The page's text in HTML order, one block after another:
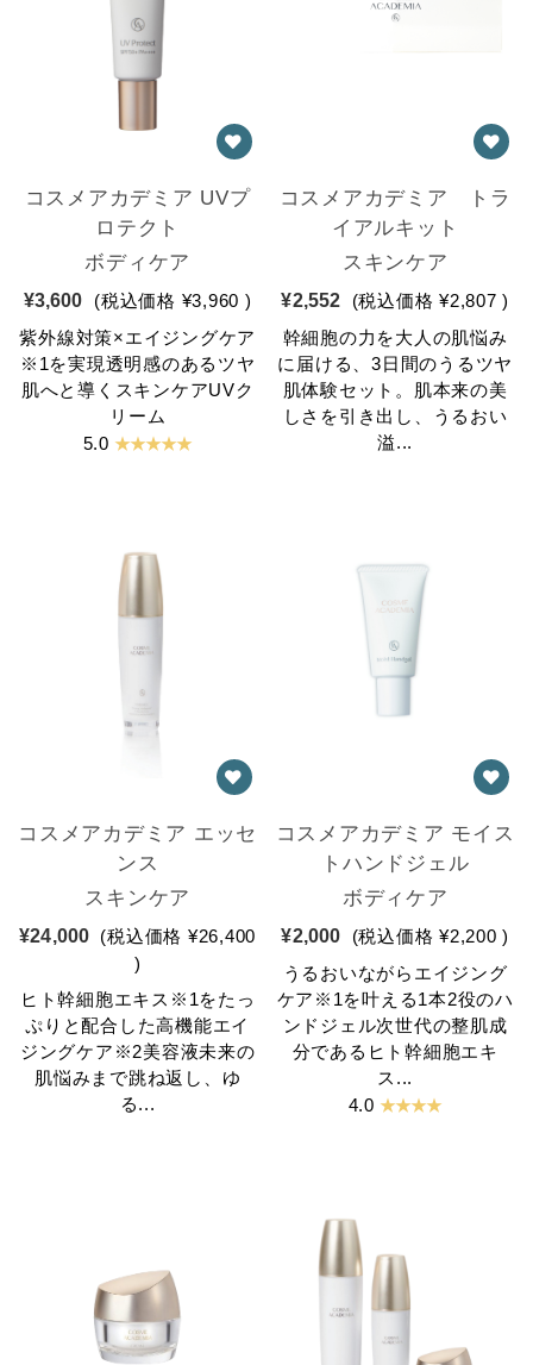
コスメアカデミア UVプ
ロテクト
ボディケア
¥3,600 (税込価格 ¥3,960 )
紫外線対策×エイジングケア
※1を実現透明感のあるツヤ
肌へと導くスキンケアUVク
リーム
5.0 ★ ★ ★ ★ ★
コスメアカデミア トラ
イアルキット
スキンケア
¥2,552 (税込価格 ¥2,807 )
幹細胞の力を大人の肌悩み
に届ける、3日間のうるツヤ
肌体験セット。肌本来の美
しさを引き出し、うるおい
溢...
コスメアカデミア エッセ
ンス
スキンケア
¥24,000 (税込価格 ¥26,400
)
ヒト幹細胞エキス※1をたっ
ぷりと配合した高機能エイ
ジングケア※2美容液未来の
肌悩みまで跳ね返し、ゆ
る...
コスメアカデミア モイス
トハンドジェル
ボディケア
¥2,000 (税込価格 ¥2,200 )
うるおいながらエイジング
ケア※1を叶える1本2役のハ
ンドジェル次世代の整肌成
分であるヒト幹細胞エキ
ス...
4.0 ★ ★ ★ ★